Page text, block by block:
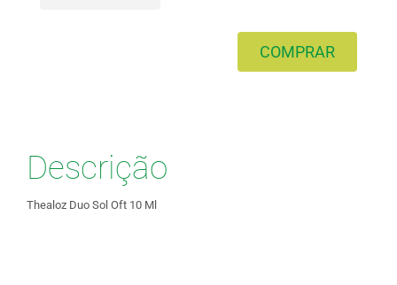
COMPRAR
Descrição
Thealoz Duo Sol Oft 10 Ml